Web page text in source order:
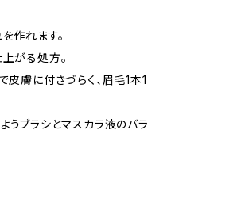
作れます。
がる処方。
皮膚に付きづらく、眉毛1本1
うブラシとマスカラ液のバラ